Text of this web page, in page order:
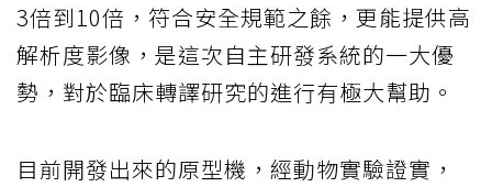
3倍到10倍，符合安全規範之餘，更能提供高
解析度影像，是這次自主研發系統的一大優
勢，對於臨床轉譯研究的進行有極大幫助。
目前開發出來的原型機，經動物實驗證實，